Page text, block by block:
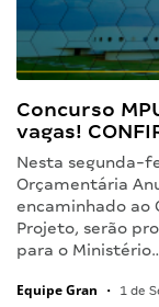
Concurso
vagas!
Nesta segunda-
Orçamentária
encaminhado ao
Projeto, serão
para o
Equipe Gran • 1 de